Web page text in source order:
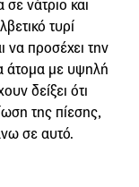
νάτριο και
τυρί
να προσέχει την
άτομα με υψηλή
δείξει ότι
της πίεσης,
σε αυτό.